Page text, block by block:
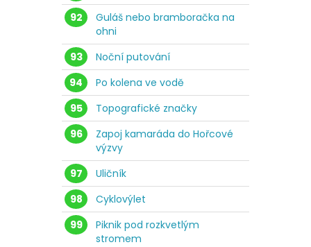
92
Guláš nebo bramboračka na
ohni
93
Noční putování
94
Po kolena ve vodě
95
Topografické značky
96
Zapoj kamaráda do Hořcové
výzvy
97
Uličník
98
Cyklovýlet
99
Piknik pod rozkvetlým
stromem